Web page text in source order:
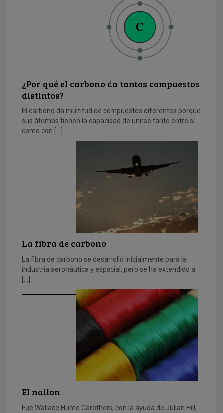
¿Por qué el carbono da tantos compuestos
distintos?
El carbono da multitud de compuestos diferentes porque
sus átomos tienen la capacidad de unirse tanto entre sí
como con […]
La fibra de carbono
La fibra de carbono se desarrolló inicialmente para la
industria aeronáutica y espacial, pero se ha extendido a
[…]
El nailon
Fue Wallace Hume Carothers, con la ayuda de Julian Hill,